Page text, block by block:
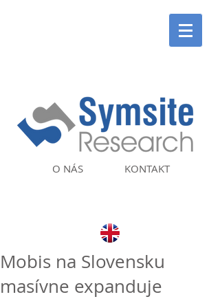
KONTAKT
O NÁS
Mobis na Slovensku
masívne expanduje